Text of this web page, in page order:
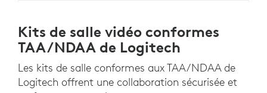
Kits de salle vidéo conformes
TAA/NDAA de Logitech
Les kits de salle conformes aux TAA/NDAA de
Logitech offrent une collaboration sécurisée et